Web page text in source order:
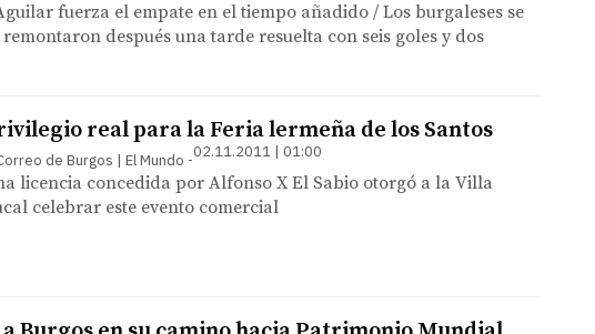
fuerza el empate en el tiempo añadido / Los burgaleses se
después una tarde resuelta con seis goles y dos
real para la Feria lermeña de los Santos
de Burgos | El Mundo 02.11.2011 | 01:00
licencia concedida por Alfonso X El Sabio otorgó a la Villa
celebrar este evento comercial